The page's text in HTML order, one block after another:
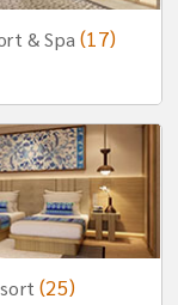
& Spa(17)
(25)